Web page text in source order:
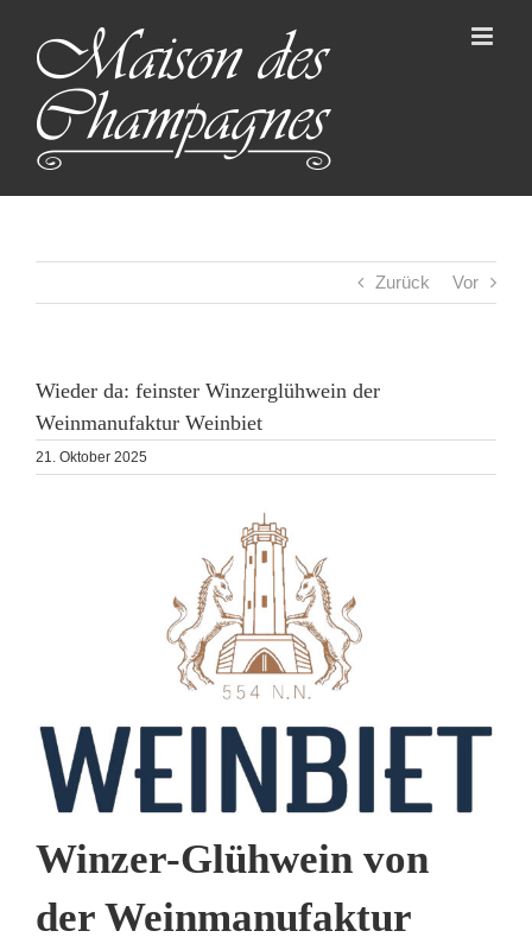
content
Zurück Vor
Wieder da: feinster Winzerglühwein der
Weinmanufaktur Weinbiet
21. Oktober 2025
Winzer-Glühwein von
der Weinmanufaktur